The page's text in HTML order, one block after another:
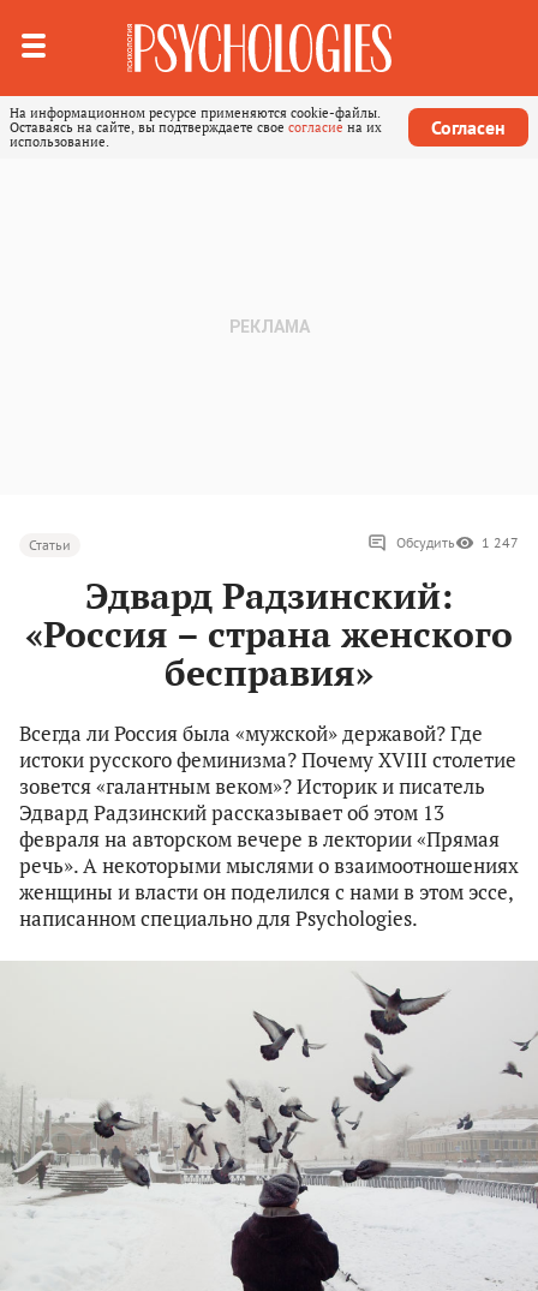
На информационном ресурсе применяются cookie-файлы.
Оставаясь на сайте, вы подтверждаете свое согласие на их
использование.
Согласен
Статьи Обсудить 1 247
Эдвард Радзинский:
«Россия – страна женского
бесправия»
Всегда ли Россия была «мужской» державой? Где
истоки русского феминизма? Почему XVIII столетие
зовется «галантным веком»? Историк и писатель
Эдвард Радзинский рассказывает об этом 13
февраля на авторском вечере в лектории «Прямая
речь». А некоторыми мыслями о взаимоотношениях
женщины и власти он поделился с нами в этом эссе,
написанном специально для Psychologies.